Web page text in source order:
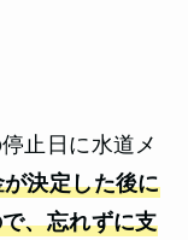
止日に水道メ
決定した後に
、忘れずに支